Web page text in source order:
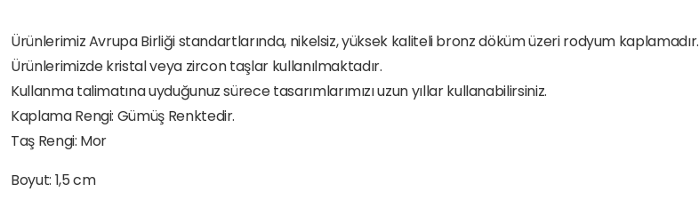
Ürünlerimiz Avrupa Birliği standartlarında, nikelsiz, yüksek kaliteli bronz döküm üzeri rodyum kaplamadır.
Ürünlerimizde kristal veya zircon taşlar kullanılmaktadır.
Kullanma talimatına uyduğunuz sürece tasarımlarımızı uzun yıllar kullanabilirsiniz.
Kaplama Rengi: Gümüş Renktedir.
Taş Rengi: Mor
Boyut: 1,5 cm